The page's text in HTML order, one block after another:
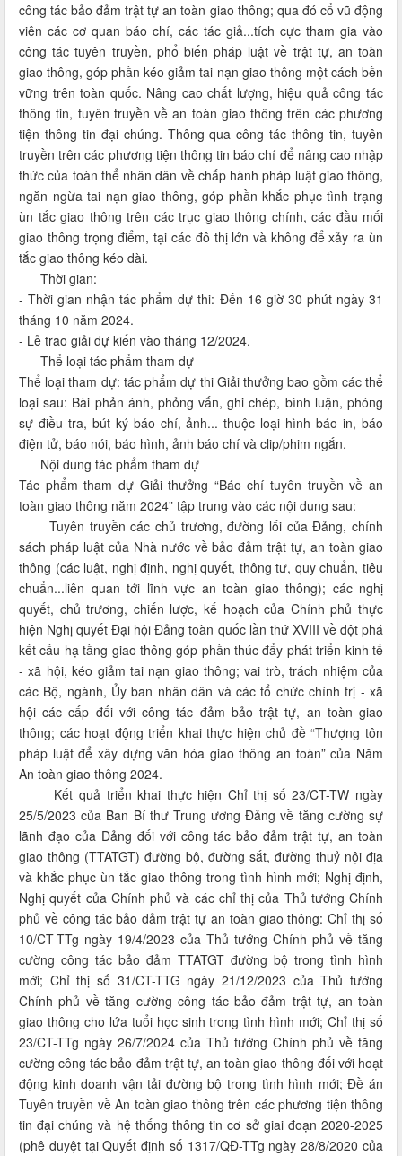
công tác bảo đảm trật tự an toàn giao thông; qua đó cổ vũ động
viên các cơ quan báo chí, các tác giả...tích cực tham gia vào
công tác tuyên truyền, phổ biến pháp luật về trật tự, an toàn
giao thông, góp phần kéo giảm tai nạn giao thông một cách bền
vững trên toàn quốc. Nâng cao chất lượng, hiệu quả công tác
thông tin, tuyên truyền về an toàn giao thông trên các phương
tiện thông tin đại chúng. Thông qua công tác thông tin, tuyên
truyền trên các phương tiện thông tin báo chí để nâng cao nhập
thức của toàn thể nhân dân về chấp hành pháp luật giao thông,
ngăn ngừa tai nạn giao thông, góp phần khắc phục tình trạng
ùn tắc giao thông trên các trục giao thông chính, các đầu mối
giao thông trọng điểm, tại các đô thị lớn và không để xảy ra ùn
tắc giao thông kéo dài.
Thời gian:
- Thời gian nhận tác phẩm dự thi: Đến 16 giờ 30 phút ngày 31
tháng 10 năm 2024.
- Lễ trao giải dự kiến vào tháng 12/2024.
Thể loại tác phẩm tham dự
Thể loại tham dự: tác phẩm dự thi Giải thưởng bao gồm các thể
loại sau: Bài phản ánh, phỏng vấn, ghi chép, bình luận, phóng
sự điều tra, bút ký báo chí, ảnh... thuộc loại hình báo in, báo
điện tử, báo nói, báo hình, ảnh báo chí và clip/phim ngắn.
Nội dung tác phẩm tham dự
Tác phẩm tham dự Giải thưởng “Báo chí tuyên truyền về an
toàn giao thông năm 2024” tập trung vào các nội dung sau:
Tuyên truyền các chủ trương, đường lối của Đảng, chính
sách pháp luật của Nhà nước về bảo đảm trật tự, an toàn giao
thông (các luật, nghị định, nghị quyết, thông tư, quy chuẩn, tiêu
chuẩn...liên quan tới lĩnh vực an toàn giao thông); các nghị
quyết, chủ trương, chiến lược, kế hoạch của Chính phủ thực
hiện Nghị quyết Đại hội Đảng toàn quốc lần thứ XVIII về đột phá
kết cấu hạ tầng giao thông góp phần thúc đẩy phát triển kinh tế
- xã hội, kéo giảm tai nạn giao thông; vai trò, trách nhiệm của
các Bộ, ngành, Ủy ban nhân dân và các tổ chức chính trị - xã
hội các cấp đối với công tác đảm bảo trật tự, an toàn giao
thông; các hoạt động triển khai thực hiện chủ đề “Thượng tôn
pháp luật để xây dựng văn hóa giao thông an toàn” của Năm
An toàn giao thông 2024.
Kết quả triển khai thực hiện Chỉ thị số 23/CT-TW ngày
25/5/2023 của Ban Bí thư Trung ương Đảng về tăng cường sự
lãnh đạo của Đảng đối với công tác bảo đảm trật tự, an toàn
giao thông (TTATGT) đường bộ, đường sắt, đường thuỷ nội địa
và khắc phục ùn tắc giao thông trong tình hình mới; Nghị định,
Nghị quyết của Chính phủ và các chỉ thị của Thủ tướng Chính
phủ về công tác bảo đảm trật tự an toàn giao thông: Chỉ thị số
10/CT-TTg ngày 19/4/2023 của Thủ tướng Chính phủ về tăng
cường công tác bảo đảm TTATGT đường bộ trong tình hình
mới; Chỉ thị số 31/CT-TTG ngày 21/12/2023 của Thủ tướng
Chính phủ về tăng cường công tác bảo đảm trật tự, an toàn
giao thông cho lứa tuổi học sinh trong tình hình mới; Chỉ thị số
23/CT-TTg ngày 26/7/2024 của Thủ tướng Chính phủ về tăng
cường công tác bảo đảm trật tự, an toàn giao thông đối với hoạt
động kinh doanh vận tải đường bộ trong tình hình mới; Đề án
Tuyên truyền về An toàn giao thông trên các phương tiện thông
tin đại chúng và hệ thống thông tin cơ sở giai đoạn 2020-2025
(phê duyệt tại Quyết định số 1317/QĐ-TTg ngày 28/8/2020 của